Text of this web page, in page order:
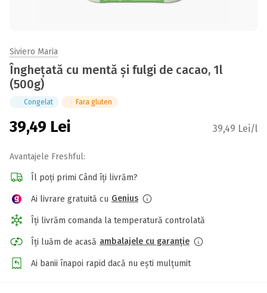
Siviero Maria
Înghețată cu mentă și fulgi de cacao, 1l
(500g)
Congelat Fara gluten
39,49 Lei 39,49 Lei/l
Avantajele Freshful:
Îl poți primi Când îți livrăm?
Ai livrare gratuită cu Genius
Îți livrăm comanda la temperatură controlată
Îți luăm de acasă ambalajele cu garanție
Ai banii înapoi rapid dacă nu ești mulțumit